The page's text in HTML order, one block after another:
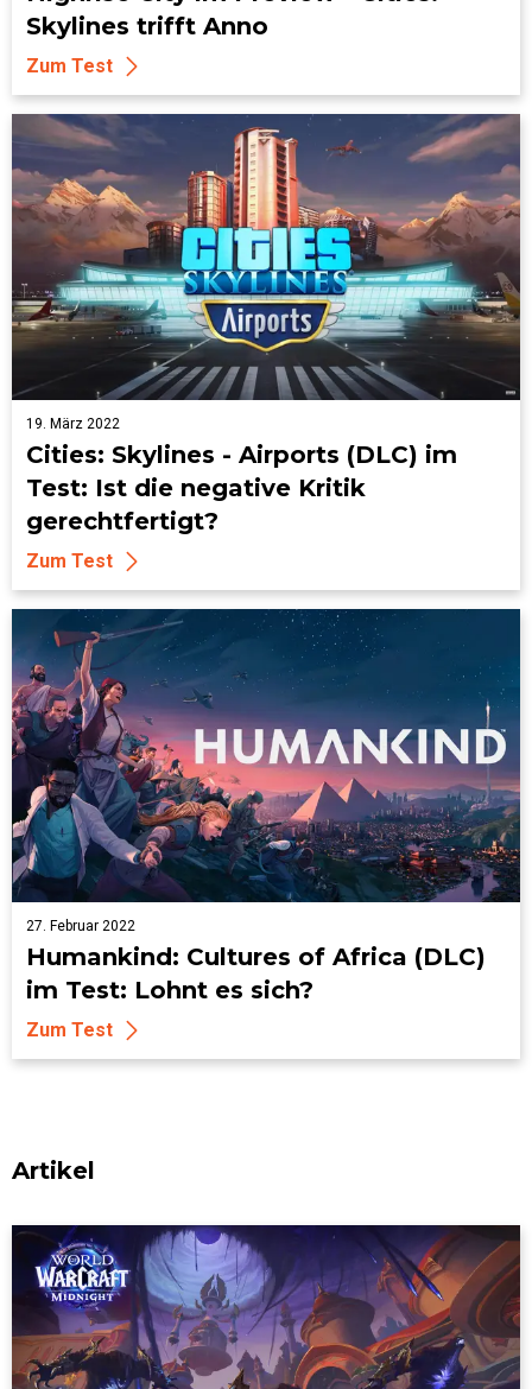
Skylines trifft Anno
Zum Test
19. März 2022
Cities: Skylines - Airports (DLC) im
Test: Ist die negative Kritik
gerechtfertigt?
Zum Test
27. Februar 2022
Humankind: Cultures of Africa (DLC)
im Test: Lohnt es sich?
Zum Test
Artikel